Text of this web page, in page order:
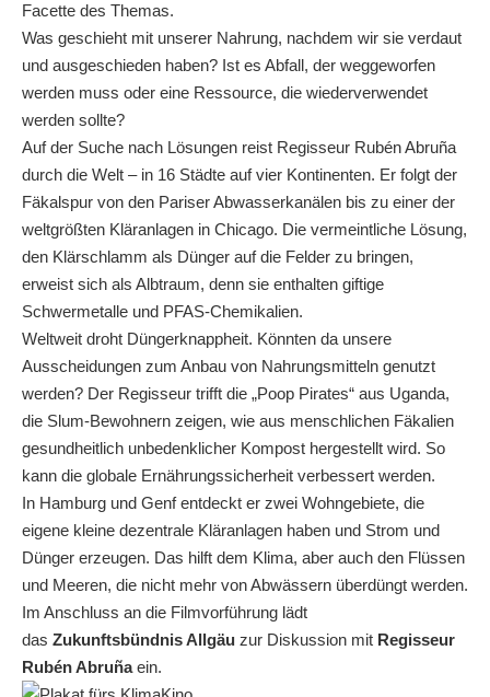
Facette des Themas.
Was geschieht mit unserer Nahrung, nachdem wir sie verdaut
und ausgeschieden haben? Ist es Abfall, der weggeworfen
werden muss oder eine Ressource, die wiederverwendet
werden sollte?
Auf der Suche nach Lösungen reist Regisseur Rubén Abruña
durch die Welt – in 16 Städte auf vier Kontinenten. Er folgt der
Fäkalspur von den Pariser Abwasserkanälen bis zu einer der
weltgrößten Kläranlagen in Chicago. Die vermeintliche Lösung,
den Klärschlamm als Dünger auf die Felder zu bringen,
erweist sich als Albtraum, denn sie enthalten giftige
Schwermetalle und PFAS-Chemikalien.
Weltweit droht Düngerknappheit. Könnten da unsere
Ausscheidungen zum Anbau von Nahrungsmitteln genutzt
werden? Der Regisseur trifft die „Poop Pirates“ aus Uganda,
die Slum-Bewohnern zeigen, wie aus menschlichen Fäkalien
gesundheitlich unbedenklicher Kompost hergestellt wird. So
kann die globale Ernährungssicherheit verbessert werden.
In Hamburg und Genf entdeckt er zwei Wohngebiete, die
eigene kleine dezentrale Kläranlagen haben und Strom und
Dünger erzeugen. Das hilft dem Klima, aber auch den Flüssen
und Meeren, die nicht mehr von Abwässern überdüngt werden.
Im Anschluss an die Filmvorführung lädt
das Zukunftsbündnis Allgäu zur Diskussion mit Regisseur
Rubén Abruñaein.